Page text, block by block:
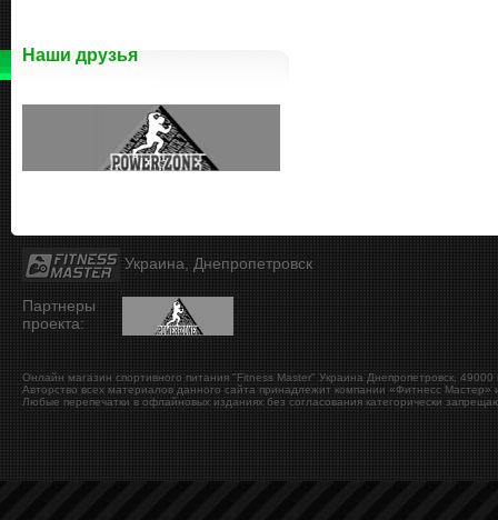
Наши друзья
Украина, Днепропетровск
Партнеры
проекта:
Онлайн магазин спортивного питания "Fitness Master" Украина Днепропетровск 49000
Авторство всех материалов данного сайта принадлежит компании «Фитнесс Мастер»
Любые перепечатки в офлайновых изданиях без согласования категорически